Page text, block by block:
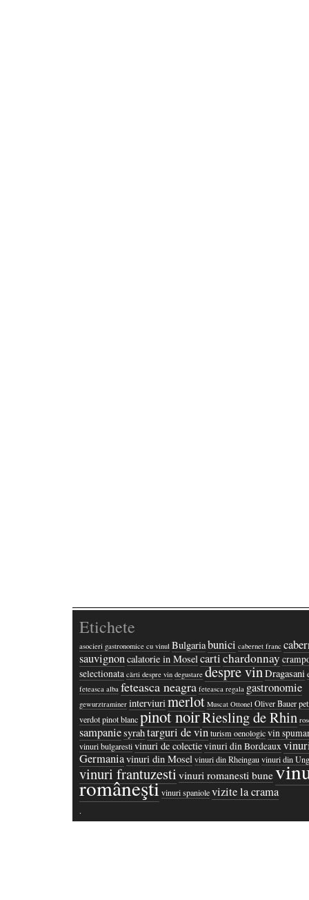
Etichete
asocieri gastronomice cu vinul Bulgariabunici cabernet franc
sauvignoncalatorie in Mosel cartichardonnay
selectionata cărti despre vin degustare despre vinDragasani
feteasca alba feteasca neagra feteasca regala gastronomie
gewurztraminer interviuri merlot Muscat Ottonel Oliver Bauer
verdotpinot blancpinot noirRiesling de Rhin
sampaniesyrahtarguri de vinturism oenologicvin
vinuri bulgarestivinuri de colectievinuri din Bordeaux
Germaniavinuri din Mosel vinuri din Rheingauvinuri din
vinuri frantuzesti vinuri romanesti bune
româneştivinuri spaniolevizite la crama
·